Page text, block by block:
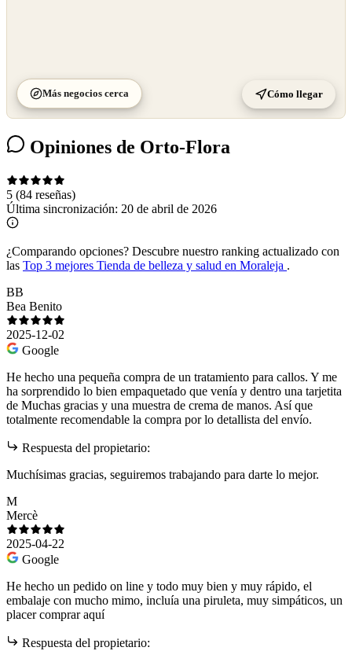
Más negocios cerca Cómo llegar
Opiniones de Orto-Flora
5 (84 reseñas)
Última sincronización: 20 de abril de 2026
¿Comparando opciones? Descubre nuestro ranking actualizado con
las Top 3 mejores Tienda de belleza y salud en Moraleja .
BB
Bea Benito
2025-12-02
Google
He hecho una pequeña compra de un tratamiento para callos. Y me
ha sorprendido lo bien empaquetado que venía y dentro una tarjetita
de Muchas gracias y una muestra de crema de manos. Así que
totalmente recomendable la compra por lo detallista del envío.
Respuesta del propietario:
Muchísimas gracias, seguiremos trabajando para darte lo mejor.
M
Mercè
2025-04-22
Google
He hecho un pedido on line y todo muy bien y muy rápido, el
embalaje con mucho mimo, incluía una piruleta, muy simpáticos, un
placer comprar aquí
Respuesta del propietario: